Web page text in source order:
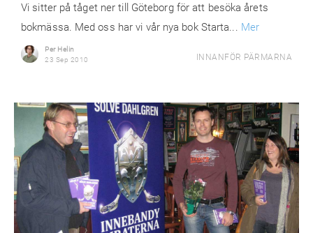
Vi sitter på tåget ner till Göteborg för att besöka årets
bokmässa. Med oss har vi vår nya bok Starta... Mer
Per Helin
23 Sep 2010
INNANFÖR PÄRMARNA